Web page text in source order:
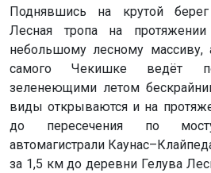
Поднявшись на крутой
Лесная тропа на
небольшому лесному
самого Чекишке ведёт
зеленеющими летом
виды открываются и на
до пересечения по
автомагистрали
за 1,5 км до деревни Гелува